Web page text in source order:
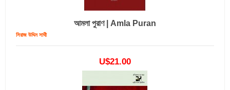
আমলা পুরাণ | Amla Puran
সিরাজ উদ্দিন সাথী
U$21.00